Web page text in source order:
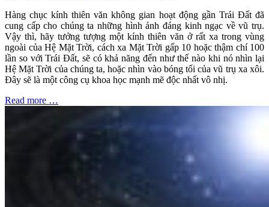
Hàng chục kính thiên văn không gian hoạt động gần Trái Đất đã
cung cấp cho chúng ta những hình ảnh đáng kinh ngạc về vũ trụ.
Vậy thì, hãy tưởng tượng một kính thiên văn ở rất xa trong vùng
ngoài của Hệ Mặt Trời, cách xa Mặt Trời gấp 10 hoặc thậm chí 100
lần so với Trái Đất, sẽ có khả năng đến như thế nào khi nó nhìn lại
Hệ Mặt Trời của chúng ta, hoặc nhìn vào bóng tối của vũ trụ xa xôi.
Đây sẽ là một công cụ khoa học mạnh mẽ độc nhất vô nhị.
Read more …